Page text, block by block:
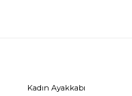
Kadın Ayakkabı